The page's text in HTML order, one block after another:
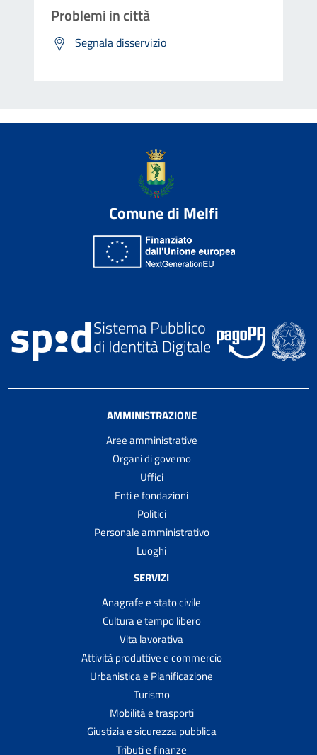
Problemi in città
Segnala disservizio
Comune di Melfi
AMMINISTRAZIONE
Aree amministrative
Organi di governo
Uffici
Enti e fondazioni
Politici
Personale amministrativo
Luoghi
SERVIZI
Anagrafe e stato civile
Cultura e tempo libero
Vita lavorativa
Attività produttive e commercio
Urbanistica e Pianificazione
Turismo
Mobilità e trasporti
Giustizia e sicurezza pubblica
Tributi e finanze